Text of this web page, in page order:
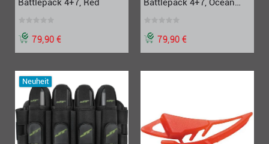
Battlepack 4+7, Red
79,90 €
Battlepack 4+7, Ocean
79,90 €
Neuheit